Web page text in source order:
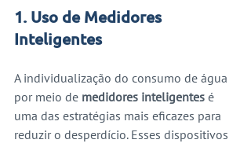
1. Uso de Medidores
Inteligentes
A individualização do consumo de água
por meio de medidores inteligentes é
uma das estratégias mais eficazes para
reduzir o desperdício. Esses dispositivos